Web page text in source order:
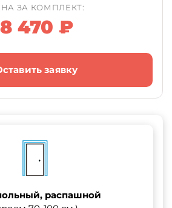
ЗА КОМПЛЕКТ:
8 470 ₽
заявку
распашной